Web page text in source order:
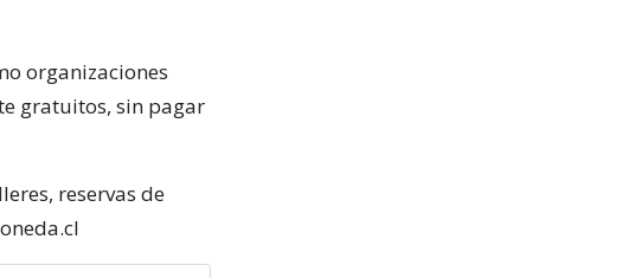
organizaciones
gratuitos, sin pagar
reservas de